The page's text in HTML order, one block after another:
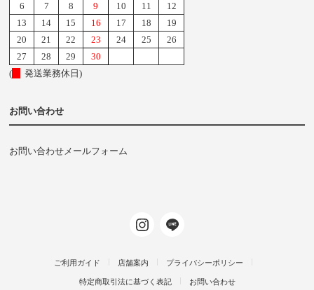
6
7 8 9 10 11
12
13
14 15 16 17 18
19
20
21 22 23 24 25
26
27
28 29
30
(
発送業務休日)
お問い合わせ
お問い合わせメールフォーム
ご利用ガイド 店舗案内 プライバシーポリシー
特定商取引法に基づく表記 お問い合わせ